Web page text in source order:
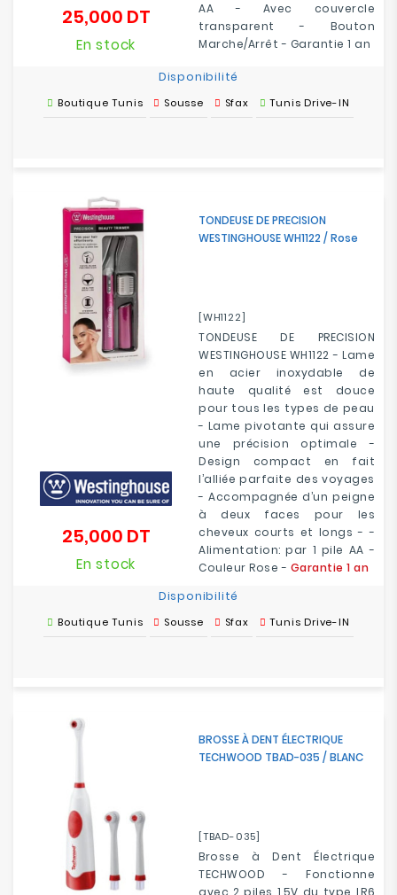
AA - Avec couvercle
transparent - Bouton
Marche/Arrêt - Garantie 1 an
25,000 DTPrix
En stock
Disponibilité
Boutique Tunis Sousse Sfax Tunis Drive-IN
TONDEUSE DE PRECISION
WESTINGHOUSE WH1122 / Rose
[WH1122]
TONDEUSE DE PRECISION
WESTINGHOUSE WH1122 - Lame
en acier inoxydable de
haute qualité est douce
pour tous les types de peau
- Lame pivotante qui assure
une précision optimale -
Design compact en fait
l’alliée parfaite des voyages
- Accompagnée d’un peigne
à deux faces pour les
cheveux courts et longs - -
Alimentation: par 1 pile AA -
Couleur Rose - Garantie 1 an
25,000 DTPrix
En stock
Disponibilité
Boutique Tunis Sousse Sfax Tunis Drive-IN
BROSSE À DENT ÉLECTRIQUE
TECHWOOD TBAD-035 / BLANC
[TBAD-035]
Brosse à Dent Électrique
TECHWOOD - Fonctionne
avec 2 piles 1.5V du type LR6